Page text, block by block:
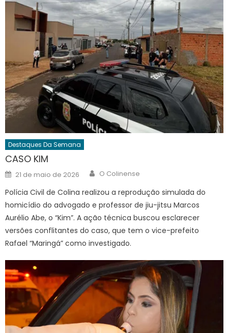
Destaques Da Semana
CASO KIM
Posted
on
21 de maio de 2026 Author
O Colinense
Polícia Civil de Colina realizou a reprodução simulada do
homicídio do advogado e professor de jiu-jitsu Marcos
Aurélio Abe, o “Kim”. A ação técnica buscou esclarecer
versões conflitantes do caso, que tem o vice-prefeito
Rafael “Maringá” como investigado.